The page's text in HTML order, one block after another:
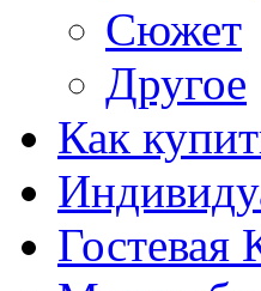
Сюжет
Другое
Как
Гостевая